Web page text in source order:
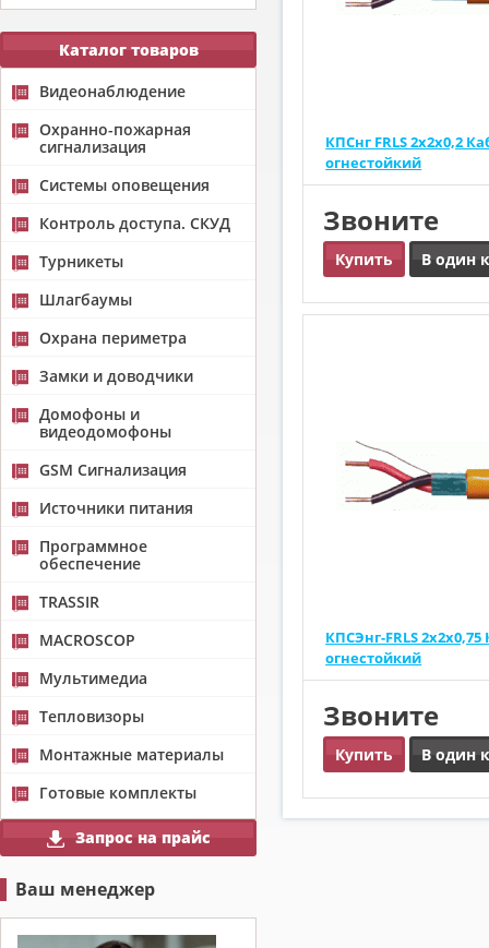
Каталог товаров
Видеонаблюдение
Охранно-пожарная
сигнализация
Системы оповещения
Контроль доступа. СКУД
Турникеты
Шлагбаумы
Охрана периметра
Замки и доводчики
Домофоны и
видеодомофоны
GSM Сигнализация
Источники питания
Программное
обеспечение
TRASSIR
MACROSCOP
Мультимедиа
Тепловизоры
Монтажные материалы
Готовые комплекты
Запрос на прайс
Ваш менеджер
КПСнг FRLS 2х2х0,2
огнестойкий
Звоните
Купить В один
КПСЭнг-FRLS 2x2x0,75
огнестойкий
Звоните
Купить В один